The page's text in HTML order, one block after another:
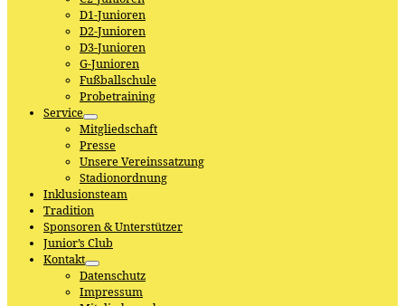
D1-Junioren
D2-Junioren
D3-Junioren
G-Junioren
Fußballschule
Probetraining
Service
Mitgliedschaft
Presse
Unsere Vereinssatzung
Stadionordnung
Inklusionsteam
Tradition
Sponsoren & Unterstützer
Junior’s Club
Kontakt
Datenschutz
Impressum